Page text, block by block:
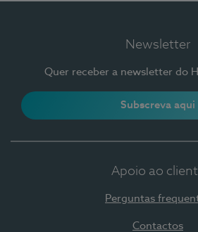
Newsletter
Quer receber a newsletter do
Subscreva aqui
Apoio ao
Perguntas
Contactos